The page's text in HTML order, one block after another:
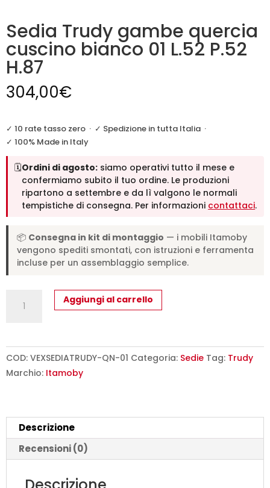
Sedia Trudy gambe quercia
cuscino bianco 01 L.52 P.52
H.87
304,00€
✓ 10 rate tasso zero · ✓ Spedizione in tutta Italia ·
✓ 100% Made in Italy
🗓️Ordini di agosto: siamo operativi tutto il mese e
confermiamo subito il tuo ordine. Le produzioni
ripartono a settembre e da lì valgono le normali
tempistiche di consegna. Per informazioni contattaci.
📦 Consegna in kit di montaggio — i mobili Itamoby
vengono spediti smontati, con istruzioni e ferramenta
incluse per un assemblaggio semplice.
Trudy
cuscino
bianco
P.52
H.87
quantità
Aggiungi al carrello
COD: VEXSEDIATRUDY-QN-01 Categoria: Sedie Tag: Trudy
Marchio: Itamoby
Descrizione
Recensioni (0)